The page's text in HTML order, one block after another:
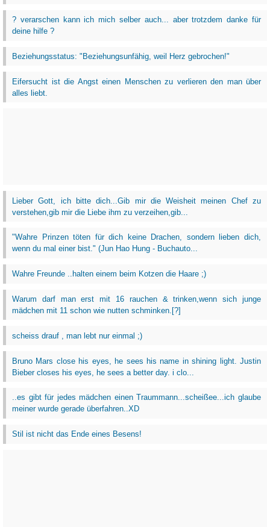
? verarschen kann ich mich selber auch... aber trotzdem danke für
deine hilfe ?
Beziehungsstatus: "Beziehungsunfähig, weil Herz gebrochen!"
Eifersucht ist die Angst einen Menschen zu verlieren den man über
alles liebt.
Lieber Gott, ich bitte dich...Gib mir die Weisheit meinen Chef zu
verstehen,gib mir die Liebe ihm zu verzeihen,gib...
‎"Wahre Prinzen töten für dich keine Drachen, sondern lieben dich,
wenn du mal einer bist." (Jun Hao Hung - Buchauto...
Wahre Freunde ..halten einem beim Kotzen die Haare ;)
Warum darf man erst mit 16 rauchen & trinken,wenn sich junge
mädchen mit 11 schon wie nutten schminken.[?]
scheiss drauf , man lebt nur einmal ;)
Bruno Mars close his eyes, he sees his name in shining light. Justin
Bieber closes his eyes, he sees a better day. i clo...
..es gibt für jedes mädchen einen Traummann...scheißee...ich glaube
meiner wurde gerade überfahren..XD
Stil ist nicht das Ende eines Besens!